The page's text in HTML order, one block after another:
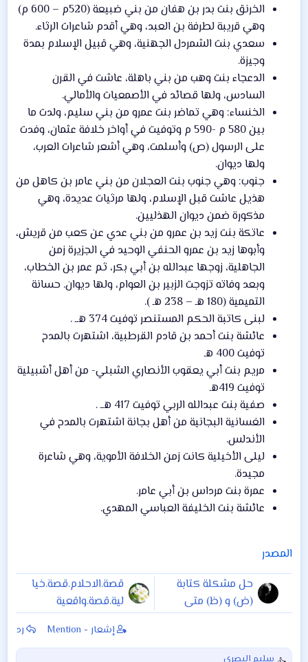
الخرنق بنت بدر بن هفان من بني ضبيعة (520م – 600 م)
وهي قريبة لطرفة بن العبد، وهي أقدم شاعرات الرثاء.
سعدي بنت الشمردل الجهنية، وهي قبيل الإسلام بمدة
وجيزة.
الدعجاء بنت وهب من بني باهلة، عاشت في القرن
السادس، ولها قصائد في الأصمعيات والأمالي.
الخنساء: وهي تماضر بنت عمرو من بني سليم، ولدت ما
بين 580 م -590 م وتوفيت في أواخر خلافة عثمان، وفدت
على الرسول (ص) وأسلمت، وهي أشعر شاعرات العرب،
ولها ديوان.
جنوب: وهي جنوب بنت العجلان من بني عامر بن كاهل من
هذيل عاشت قبل الإسلام، ولها مرثيات عديدة، وهي
مذكورة ضمن ديوان الهذليين.
عاتكة بنت زيد بن عمرو من بني عدي عن كعب من قريش،
وأبوها زيد بن عمرو الحنفي الوحيد في الجزيرة زمن
الجاهلية، زوجها عبدالله بن أبي بكر، ثم عمر بن الخطاب،
وبعد وفاته تزوجت الزبير بن العوام، ولها ديوان. حسانة
التميمية (180 هـ – 238 هـ ).
لبنى كاتبة الحكم المستنصر توفيت 374 هــ .
عائشة بنت أحمد بن قادم القرطبية، اشتهرت بالمدح
توفيت 400 هـ
مريم بنت أبي يعقوب الأنصاري الشبلي- من أهل أشبيلية
توفيت 419هـ
صفية بنت عبدالله الربي توفيت 417 هــ .
الغسانية البجانية من أهل بجانة اشتهرت بالمدح في
الأندلس.
ليلى الأخيلية كانت زمن الخلافة الأموية، وهي شاعرة
مجيدة.
عمرة بنت مرداس بن أبي عامر.
عائشة بنت الخليفة العباسي المهدي.
المصدر
حل مشكلة كتابة
(ض) و (ظ) متى
تكتب حرف (ض) ؟
؟
قصة.الاحلام.قصة.خيا
لية.قصة.واقعية
إشعار - Mention رد
سليم البصري